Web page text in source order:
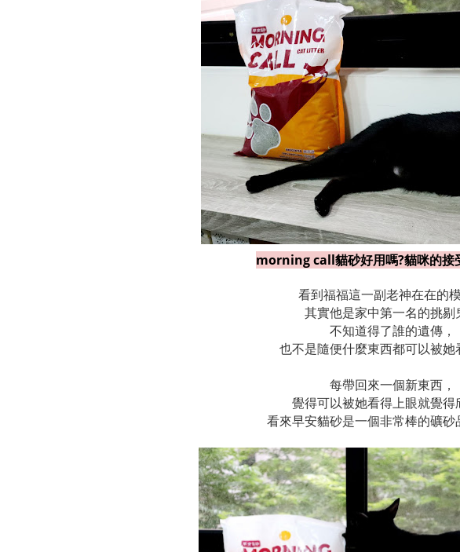
morning call貓砂好用嗎?貓咪的接
看到福福這一副老神在在的模
其實他是家中第一名的挑剔
不知道得了誰的遺傳，
也不是隨便什麼東西都可以被她
每帶回來一個新東西，
覺得可以被她看得上眼就覺得
看來早安貓砂是一個非常棒的礦砂